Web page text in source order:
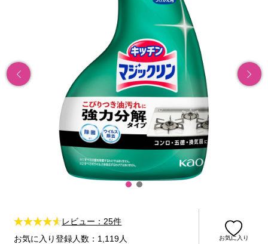
レビュー：25件
お気に入り登録人数：1,119人
お気に入り